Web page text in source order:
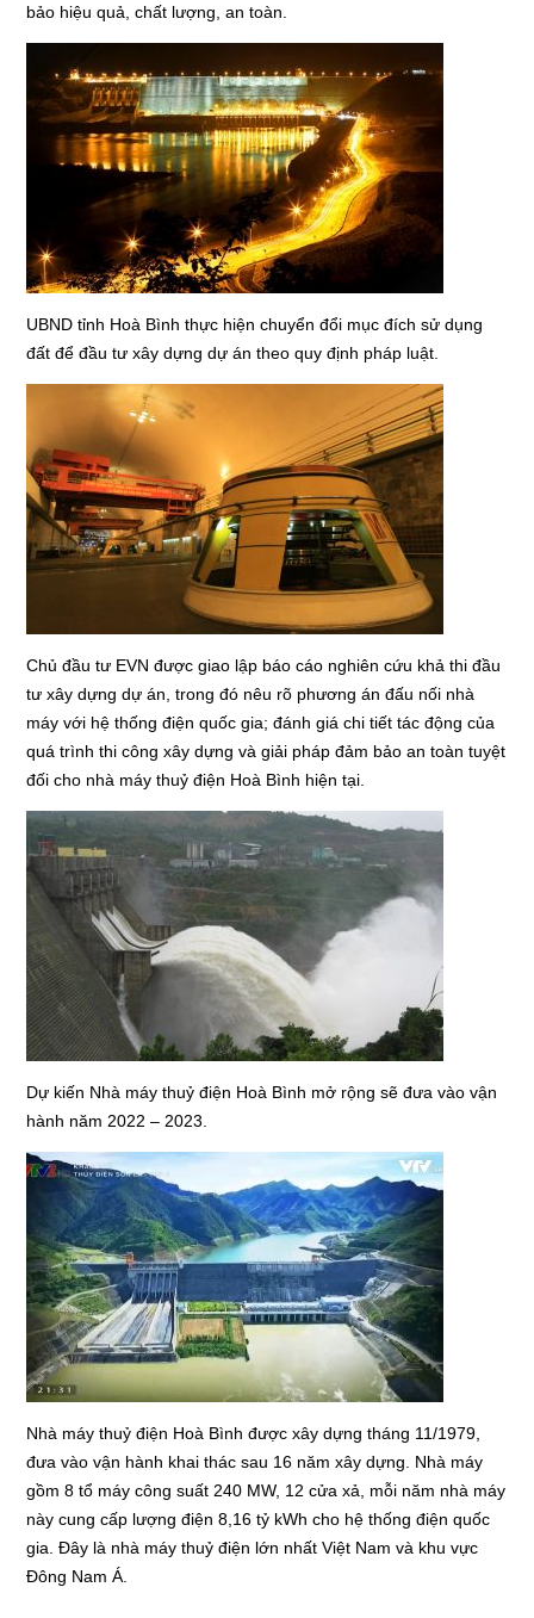
bảo hiệu quả, chất lượng, an toàn.
UBND tỉnh Hoà Bình thực hiện chuyển đổi mục đích sử dụng
đất để đầu tư xây dựng dự án theo quy định pháp luật.
Chủ đầu tư EVN được giao lập báo cáo nghiên cứu khả thi đầu
tư xây dựng dự án, trong đó nêu rõ phương án đấu nối nhà
máy với hệ thống điện quốc gia; đánh giá chi tiết tác động của
quá trình thi công xây dựng và giải pháp đảm bảo an toàn tuyệt
đối cho nhà máy thuỷ điện Hoà Bình hiện tại.
Dự kiến Nhà máy thuỷ điện Hoà Bình mở rộng sẽ đưa vào vận
hành năm 2022 – 2023.
Nhà máy thuỷ điện Hoà Bình được xây dựng tháng 11/1979,
đưa vào vận hành khai thác sau 16 năm xây dựng. Nhà máy
gồm 8 tổ máy công suất 240 MW, 12 cửa xả, mỗi năm nhà máy
này cung cấp lượng điện 8,16 tỷ kWh cho hệ thống điện quốc
gia. Đây là nhà máy thuỷ điện lớn nhất Việt Nam và khu vực
Đông Nam Á.